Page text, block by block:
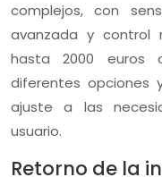
complejos, con
avanzada y control
hasta 2000 euros
diferentes opciones
ajuste a las
usuario.
Retorno de la